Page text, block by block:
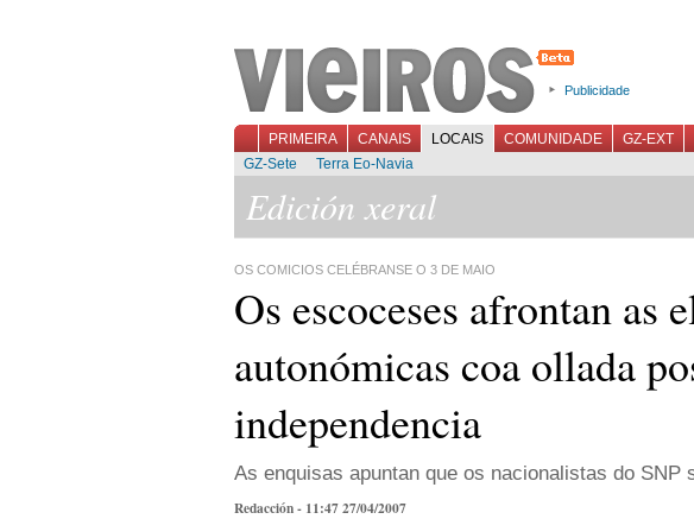
Publicidade
PRIMEIRA CANAIS LOCAIS COMUNIDADE GZ-EXT
GZ-Sete
Terra Eo-Navia
Edición xeral
OS COMICIOS CELÉBRANSE O 3 DE MAIO
Os escoceses afrontan as
autonómicas coa ollada
independencia
As enquisas apuntan que os nacionalistas do SNP
Redacción - 11:47 27/04/2007